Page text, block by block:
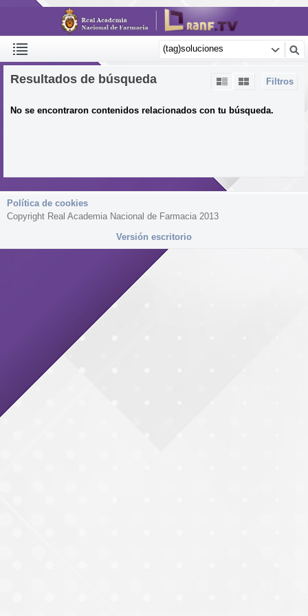
Filtros
Resultados de búsqueda
No se encontraron contenidos relacionados con tu búsqueda.
Política de cookies
Copyright Real Academia Nacional de Farmacia 2013
Versión escritorio